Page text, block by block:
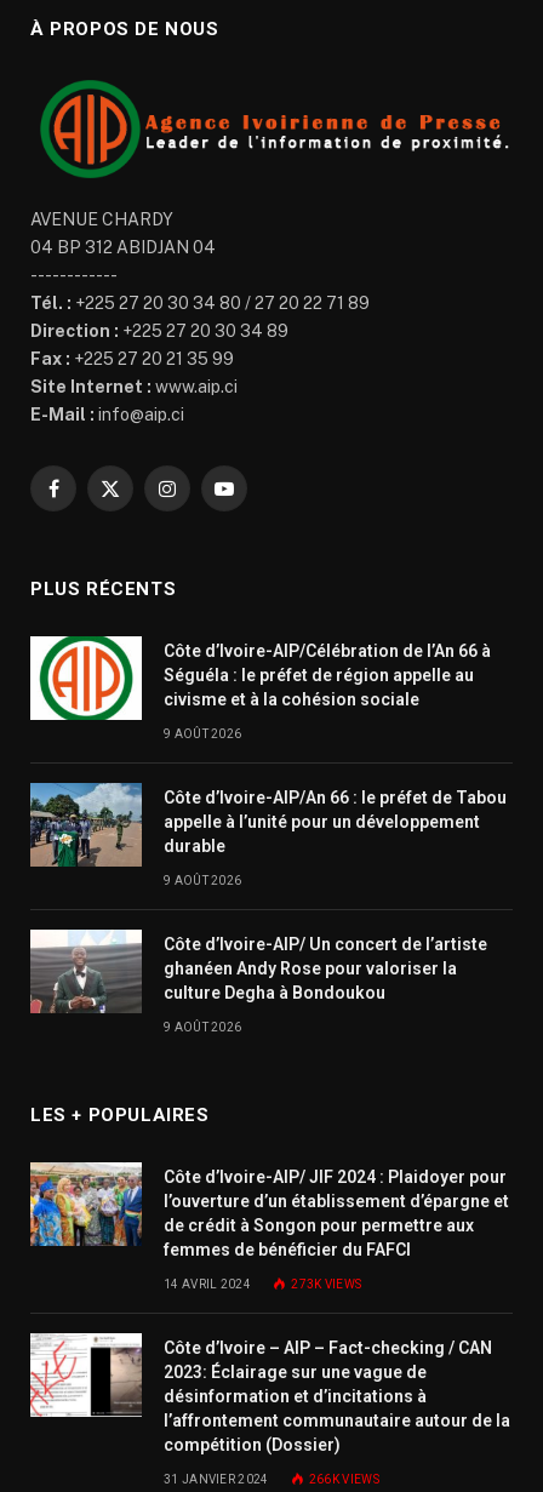
À PROPOS DE NOUS
AVENUE CHARDY
04 BP 312 ABIDJAN 04
------------
Tél. : +225 27 20 30 34 80 / 27 20 22 71 89
Direction : +225 27 20 30 34 89
Fax : +225 27 20 21 35 99
Site Internet : www.aip.ci
E-Mail : info@aip.ci
Facebook
X
InstagramYouTube
PLUS RÉCENTS
Côte d’Ivoire-AIP/Célébration de l’An 66 à
Séguéla : le préfet de région appelle au
civisme et à la cohésion sociale
9 AOÛT 2026
Côte d’Ivoire-AIP/An 66 : le préfet de Tabou
appelle à l’unité pour un développement
durable
9 AOÛT 2026
Côte d’Ivoire-AIP/ Un concert de l’artiste
ghanéen Andy Rose pour valoriser la
culture Degha à Bondoukou
9 AOÛT 2026
LES + POPULAIRES
Côte d’Ivoire-AIP/ JIF 2024 : Plaidoyer pour
l’ouverture d’un établissement d’épargne et
de crédit à Songon pour permettre aux
femmes de bénéficier du FAFCI
14 AVRIL 2024 273K VIEWS
Côte d’Ivoire – AIP – Fact-checking / CAN
2023: Éclairage sur une vague de
désinformation et d’incitations à
l’affrontement communautaire autour de la
compétition (Dossier)
31 JANVIER 2024 266KVIEWS